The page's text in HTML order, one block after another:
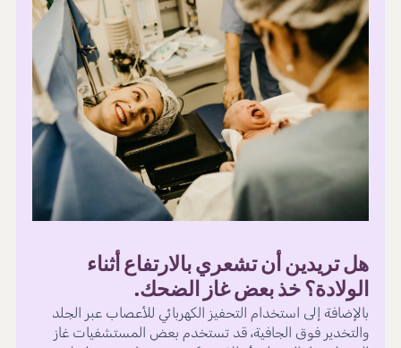
هل تريدين أن تشعري بالارتفاع أثناء
الولادة؟ خذ بعض غاز الضحك.
بالإضافة إلى استخدام التحفيز الكهربائي للأعصاب عبر الجلد
والتخدير فوق الجافية، قد تستخدم بعض المستشفيات غاز